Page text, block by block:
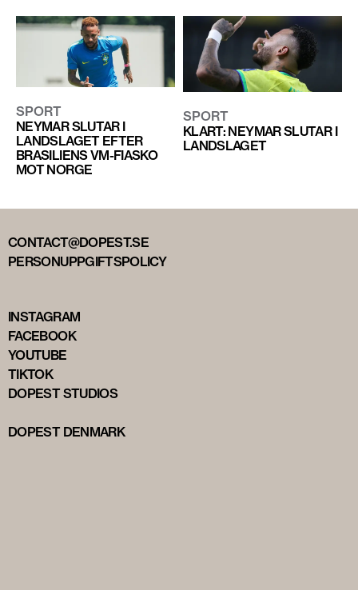
SPORT
NEYMAR SLUTAR I
LANDSLAGET EFTER
BRASILIENS VM-FIASKO
MOT NORGE
SPORT
KLART: NEYMAR SLUTAR I
LANDSLAGET
CONTACT@DOPEST.SE
PERSONUPPGIFTSPOLICY
INSTAGRAM
FACEBOOK
YOUTUBE
TIKTOK
DOPEST STUDIOS
DOPEST DENMARK